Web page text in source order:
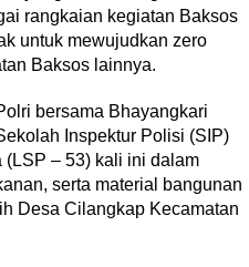
rangkaian kegiatan Baksos
untuk mewujudkan zero
Baksos lainnya.
bersama Bhayangkari
Inspektur Polisi (SIP)
– 53) kali ini dalam
serta material bangunan
Desa Cilangkap Kecamatan